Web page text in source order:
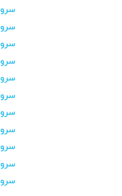
سرو Control Techniques
سرو Delta
سرو Emerson
سرو Eurotherm
سرو Fanuc
سرو Gefran
سرو Indramat
سرو KEB
سرو KOLLMORGEN
سرو Lenze
سرو LS